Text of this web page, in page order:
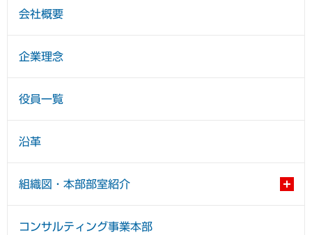
会社概要
企業理念
役員一覧
沿革
組織図・本部部室紹介
コンサルティング事業本部